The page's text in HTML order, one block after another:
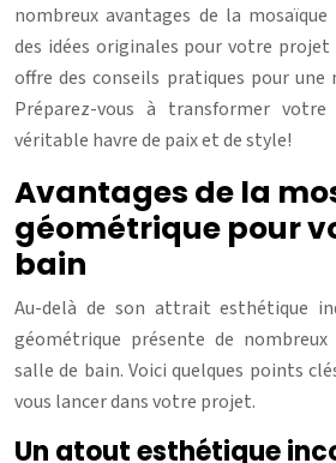
nombreux avantages de la
des idées originales pour votre
offre des conseils pratiques pour une
Préparez-vous à transformer
véritable havre de paix et de style!
Avantages de la
géométrique pour
bain
Au-delà de son attrait esthétique
géométrique présente de
salle de bain. Voici quelques points
vous lancer dans votre projet.
Un atout esthétique